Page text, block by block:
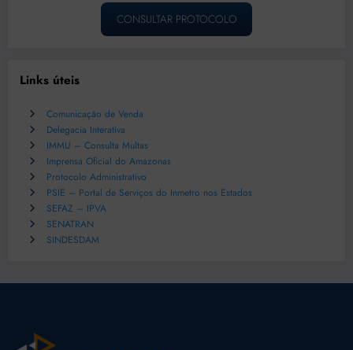
CONSULTAR PROTOCOLO
Links úteis
Comunicação de Venda
Delegacia Interativa
IMMU – Consulta Multas
Imprensa Oficial do Amazonas
Protocolo Administrativo
PSIE – Portal de Serviços do Inmetro nos Estados
SEFAZ – IPVA
SENATRAN
SINDESDAM